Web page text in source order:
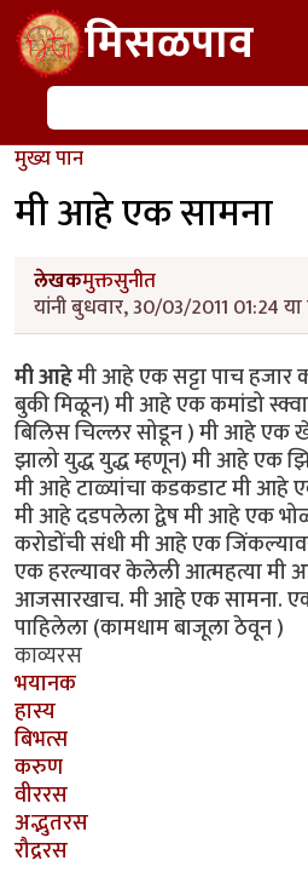
Skip to main contentमिसळपाव
शोध
मुख्य पान
मी आहे एक सामना
लेखकमुक्तसुनीत
यांनी बुधवार, 30/03/2011 01:24
मी आहेमी आहे एक सट्टा पाच
बुकी मिळून) मी आहे एक कमांडो
बिलिस चिल्लर सोडून ) मी आहे एक
झालो युद्ध युद्ध म्हणून) मी आहे एक
मी आहे टाळ्यांचा कडकडाट मी आहे
मी आहे दडपलेला द्वेष मी आहे एक
करोडोंची संधी मी आहे एक
एक हरल्यावर केलेली आत्महत्या
आजसारखाच. मी आहे एक सामना.
पाहिलेला (कामधाम बाजूला ठेवून )
काव्यरस
भयानक
हास्य
बिभत्स
करुण
वीररस
अद्भुतरस
रौद्ररस